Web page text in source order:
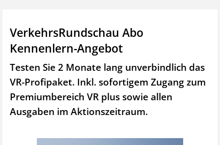
VerkehrsRundschau Abo
Kennenlern-Angebot
Testen Sie 2 Monate lang unverbindlich das
VR-Profipaket. Inkl. sofortigem Zugang zum
Premiumbereich VR plus sowie allen
Ausgaben im Aktionszeitraum.